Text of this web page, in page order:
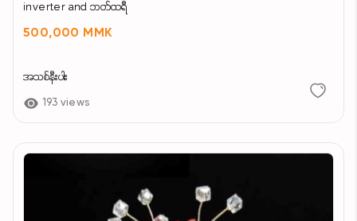
inverter and ဘတ်ထရီ
500,000 MMK
အသစ်နီးပါး
193 views